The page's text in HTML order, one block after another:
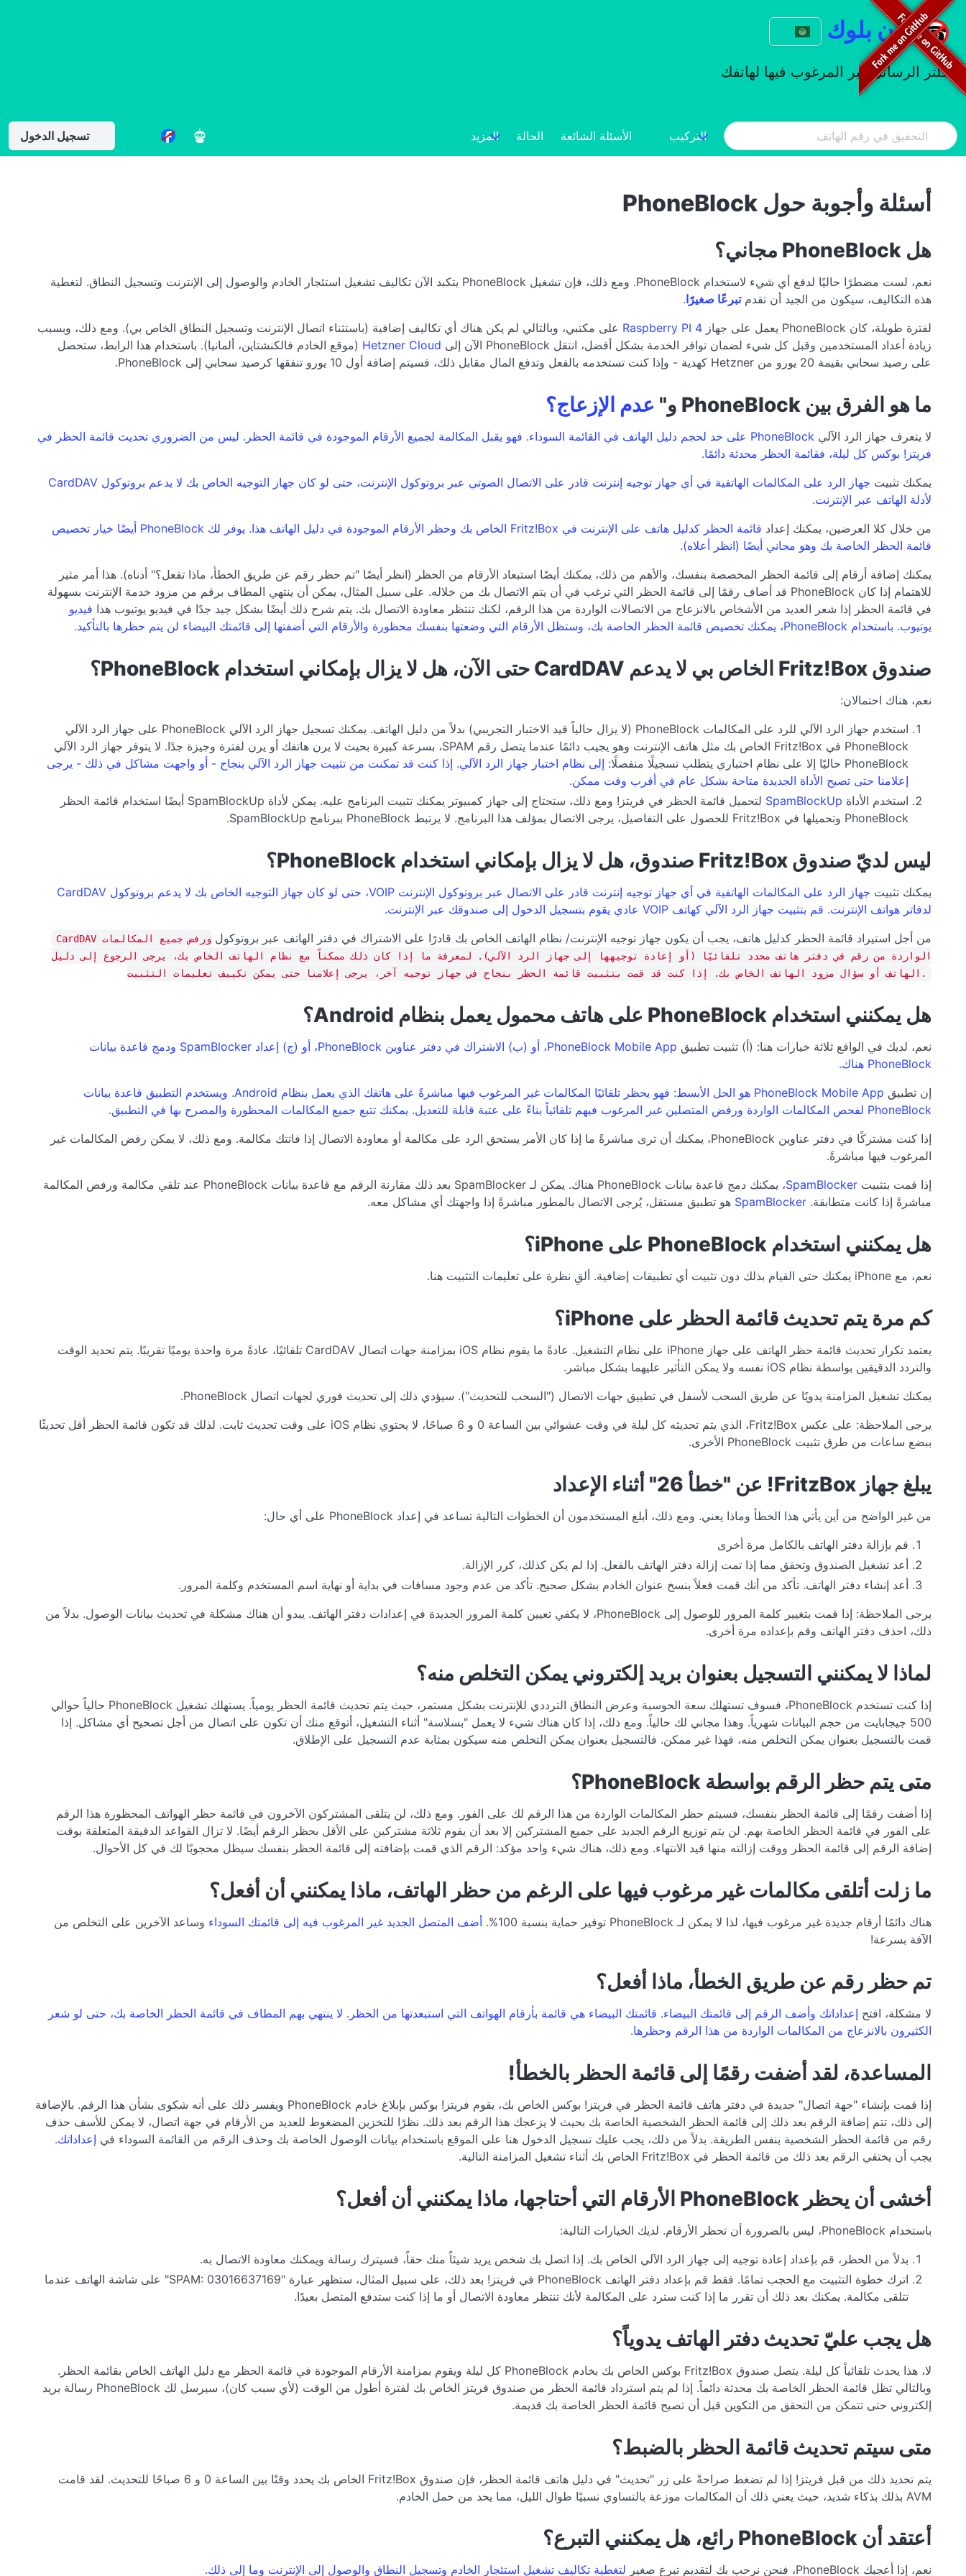
فون بلوك
فلتر الرسائل غير المرغوب فيها لهاتفك
التركيب الأسئلة الشائعة الحالة المزيد تسجيل الدخول
أسئلة وأجوبة حول PhoneBlock
هل PhoneBlock مجاني؟
نعم، لست مضطرًا حاليًا لدفع أي شيء لاستخدام PhoneBlock. ومع ذلك، فإن تشغيل PhoneBlock يتكبد الآن تكاليف تشغيل استئجار الخادم والوصول إلى الإنترنت وتسجيل النطاق. لتغطية
هذه التكاليف، سيكون من الجيد أن تقدمتبرعًا صغيرًا.
لفترة طويلة، كان PhoneBlock يعمل على جهاز
Raspberry PI 4 على مكتبي، وبالتالي لم يكن هناك أي تكاليف إضافية (باستثناء اتصال الإنترنت وتسجيل النطاق الخاص بي). ومع ذلك، وبسبب
زيادة أعداد المستخدمين وقبل كل شيء لضمان توافر الخدمة بشكل أفضل، انتقل PhoneBlock الآن إلى
Hetzner Cloud (موقع الخادم فالكنشتاين، ألمانيا). باستخدام هذا الرابط، ستحصل
على رصيد سحابي بقيمة 20 يورو من Hetzner كهدية - وإذا كنت تستخدمه بالفعل وتدفع المال مقابل ذلك، فسيتم إضافة أول 10 يورو تنفقها كرصيد سحابي إلى PhoneBlock.
ما هو الفرق بين PhoneBlock و" عدم الإزعاج؟
لا يتعرف جهاز الرد الآلي
PhoneBlock على حد لحجم دليل الهاتف في القائمة السوداء. فهو يقبل المكالمة لجميع الأرقام الموجودة في قائمة الحظر. ليس من الضروري تحديث قائمة الحظر في
فريتز! بوكس كل ليلة، فقائمة الحظر محدثة دائمًا.
يمكنك تثبيت
جهاز الرد على المكالمات الهاتفية في أي جهاز توجيه إنترنت قادر على الاتصال الصوتي عبر بروتوكول الإنترنت، حتى لو كان جهاز التوجيه الخاص بك لا يدعم بروتوكول CardDAV
لأدلة الهاتف عبر الإنترنت.
من خلال كلا العرضين، يمكنك إعداد
قائمة الحظر كدليل هاتف على الإنترنت في Fritz!Box الخاص بك وحظر الأرقام الموجودة في دليل الهاتف هذا. يوفر لك PhoneBlock أيضًا خيار تخصيص
قائمة الحظر الخاصة بك وهو مجاني أيضًا (انظر أعلاه).
يمكنك إضافة أرقام إلى قائمة الحظر المخصصة بنفسك، والأهم من ذلك، يمكنك أيضًا استبعاد الأرقام من الحظر (انظر أيضًا "تم حظر رقم عن طريق الخطأ، ماذا تفعل؟" أدناه). هذا أمر مثير
للاهتمام إذا كان PhoneBlock قد أضاف رقمًا إلى قائمة الحظر التي ترغب في أن يتم الاتصال بك من خلاله. على سبيل المثال، يمكن أن ينتهي المطاف برقم من مزود خدمة الإنترنت بسهولة
في قائمة الحظر إذا شعر العديد من الأشخاص بالانزعاج من الاتصالات الواردة من هذا الرقم، لكنك تنتظر معاودة الاتصال بك. يتم شرح ذلك أيضًا بشكل جيد جدًا في فيديو يوتيوب هذا فيديو
يوتيوب. باستخدام PhoneBlock، يمكنك تخصيص قائمة الحظر الخاصة بك، وستظل الأرقام التي وضعتها بنفسك محظورة والأرقام التي أضفتها إلى قائمتك البيضاء لن يتم حظرها بالتأكيد.
صندوق Fritz!Box الخاص بي لا يدعم CardDAV حتى الآن، هل لا يزال بإمكاني استخدام PhoneBlock؟
نعم، هناك احتمالان:
استخدم جهاز الرد الآلي للرد على المكالمات PhoneBlock (لا يزال حالياً قيد الاختبار التجريبي) بدلاً من دليل الهاتف. يمكنك تسجيل جهاز الرد الآلي PhoneBlock على جهاز الرد الآلي
PhoneBlock في Fritz!Box الخاص بك مثل هاتف الإنترنت وهو يجيب دائمًا عندما يتصل رقم SPAM، بسرعة كبيرة بحيث لا يرن هاتفك أو يرن لفترة وجيزة جدًا. لا يتوفر جهاز الرد الآلي
PhoneBlock حاليًا إلا على نظام اختباري يتطلب تسجيلًا منفصلًا:
إلى نظام اختبار جهاز الرد الآلي. إذا كنت قد تمكنت من تثبيت جهاز الرد الآلي بنجاح - أو واجهت مشاكل في ذلك - يرجى
إعلامنا حتى تصبح الأداة الجديدة متاحة بشكل عام في أقرب وقت ممكن.
استخدم الأداة SpamBlockUp
لتحميل قائمة الحظر في فريتز! ومع ذلك، ستحتاج إلى جهاز كمبيوتر يمكنك تثبيت البرنامج عليه. يمكن لأداة SpamBlockUp أيضًا استخدام قائمة الحظر
PhoneBlock وتحميلها في Fritz!Box للحصول على التفاصيل، يرجى الاتصال بمؤلف هذا البرنامج. لا يرتبط PhoneBlock ببرنامج SpamBlockUp.
ليس لديّ صندوق Fritz!Box صندوق، هل لا يزال بإمكاني استخدام PhoneBlock؟
يمكنك تثبيت
جهاز الرد على المكالمات الهاتفية في أي جهاز توجيه إنترنت قادر على الاتصال عبر بروتوكول الإنترنت VOIP، حتى لو كان جهاز التوجيه الخاص بك لا يدعم بروتوكول CardDAV
لدفاتر هواتف الإنترنت. قم بتثبيت جهاز الرد الآلي كهاتف VOIP عادي يقوم بتسجيل الدخول إلى صندوقك عبر الإنترنت.
من أجل استيراد قائمة الحظر كدليل هاتف، يجب أن يكون جهاز توجيه الإنترنت/ نظام الهاتف الخاص بك قادرًا على الاشتراك في دفتر الهاتف عبر بروتوكول
CardDAV ورفض جميع المكالمات
الواردة من رقم في دفتر هاتف محدد تلقائيًا (أو إعادة توجيهها إلى جهاز الرد الآلي). لمعرفة ما إذا كان ذلك ممكناً مع نظام الهاتف الخاص بك، يرجى الرجوع إلى دليل
الهاتف أو سؤال مزود الهاتف الخاص بك. إذا كنت قد قمت بتثبيت قائمة الحظر بنجاح في جهاز توجيه آخر، يرجى إعلامنا حتى يمكن تكييف تعليمات التثبيت.
هل يمكنني استخدام PhoneBlock على هاتف محمول يعمل بنظام Android؟
نعم، لديك في الواقع ثلاثة خيارات هنا: (أ) تثبيت تطبيق
PhoneBlock Mobile App، أو (ب) الاشتراك في دفتر عناوين PhoneBlock، أو (ج) إعداد SpamBlocker ودمج قاعدة بيانات
PhoneBlock هناك.
إن تطبيق
PhoneBlock Mobile App هو الحل الأبسط: فهو يحظر تلقائيًا المكالمات غير المرغوب فيها مباشرةً على هاتفك الذي يعمل بنظام Android. ويستخدم التطبيق قاعدة بيانات
PhoneBlock لفحص المكالمات الواردة ورفض المتصلين غير المرغوب فيهم تلقائياً بناءً على عتبة قابلة للتعديل. يمكنك تتبع جميع المكالمات المحظورة والمصرح بها في التطبيق.
إذا كنت مشتركًا في دفتر عناوين PhoneBlock، يمكنك أن ترى مباشرةً ما إذا كان الأمر يستحق الرد على مكالمة أو معاودة الاتصال إذا فاتتك مكالمة. ومع ذلك، لا يمكن رفض المكالمات غير
المرغوب فيها مباشرةً.
إذا قمت بتثبيت SpamBlocker
، يمكنك دمج قاعدة بيانات PhoneBlock هناك. يمكن لـ SpamBlocker بعد ذلك مقارنة الرقم مع قاعدة بيانات PhoneBlock عند تلقي مكالمة ورفض المكالمة
مباشرةً إذا كانت متطابقة. SpamBlocker هو تطبيق مستقل، يُرجى الاتصال بالمطور مباشرةً إذا واجهتك أي مشاكل معه.
هل يمكنني استخدام PhoneBlock على iPhone؟
نعم، مع iPhone يمكنك حتى القيام بذلك دون تثبيت أي تطبيقات إضافية. ألقِ نظرة على تعليمات التثبيت هنا.
كم مرة يتم تحديث قائمة الحظر على iPhone؟
يعتمد تكرار تحديث قائمة حظر الهاتف على جهاز iPhone على نظام التشغيل. عادةً ما يقوم نظام iOS بمزامنة جهات اتصال CardDAV تلقائيًا، عادةً مرة واحدة يوميًا تقريبًا. يتم تحديد الوقت
والتردد الدقيقين بواسطة نظام iOS نفسه ولا يمكن التأثير عليهما بشكل مباشر.
يمكنك تشغيل المزامنة يدويًا عن طريق السحب لأسفل في تطبيق جهات الاتصال ("السحب للتحديث"). سيؤدي ذلك إلى تحديث فوري لجهات اتصال PhoneBlock.
يرجى الملاحظة: على عكس Fritz!Box، الذي يتم تحديثه كل ليلة في وقت عشوائي بين الساعة 0 و 6 صباحًا، لا يحتوي نظام iOS على وقت تحديث ثابت. لذلك قد تكون قائمة الحظر أقل تحديثًا
ببضع ساعات من طرق تثبيت PhoneBlock الأخرى.
يبلغ جهاز FritzBox! عن "خطأ 26" أثناء الإعداد
من غير الواضح من أين يأتي هذا الخطأ وماذا يعني. ومع ذلك، أبلغ المستخدمون أن الخطوات التالية تساعد في إعداد PhoneBlock على أي حال:
قم بإزالة دفتر الهاتف بالكامل مرة أخرى
أعد تشغيل الصندوق وتحقق مما إذا تمت إزالة دفتر الهاتف بالفعل. إذا لم يكن كذلك، كرر الإزالة.
أعد إنشاء دفتر الهاتف. تأكد من أنك قمت فعلاً بنسخ عنوان الخادم بشكل صحيح. تأكد من عدم وجود مسافات في بداية أو نهاية اسم المستخدم وكلمة المرور.
يرجى الملاحظة: إذا قمت بتغيير كلمة المرور للوصول إلى PhoneBlock، لا يكفي تعيين كلمة المرور الجديدة في إعدادات دفتر الهاتف. يبدو أن هناك مشكلة في تحديث بيانات الوصول. بدلاً من
ذلك، احذف دفتر الهاتف وقم بإعداده مرة أخرى.
لماذا لا يمكنني التسجيل بعنوان بريد إلكتروني يمكن التخلص منه؟
إذا كنت تستخدم PhoneBlock، فسوف تستهلك سعة الحوسبة وعرض النطاق الترددي للإنترنت بشكل مستمر، حيث يتم تحديث قائمة الحظر يومياً. يستهلك تشغيل PhoneBlock حالياً حوالي
500 جيجابايت من حجم البيانات شهرياً. وهذا مجاني لك حالياً. ومع ذلك، إذا كان هناك شيء لا يعمل "بسلاسة" أثناء التشغيل، أتوقع منك أن تكون على اتصال من أجل تصحيح أي مشاكل. إذا
قمت بالتسجيل بعنوان يمكن التخلص منه، فهذا غير ممكن. فالتسجيل بعنوان يمكن التخلص منه سيكون بمثابة عدم التسجيل على الإطلاق.
متى يتم حظر الرقم بواسطة PhoneBlock؟
إذا أضفت رقمًا إلى قائمة الحظر بنفسك، فسيتم حظر المكالمات الواردة من هذا الرقم لك على الفور. ومع ذلك، لن يتلقى المشتركون الآخرون في قائمة حظر الهواتف المحظورة هذا الرقم
على الفور في قائمة الحظر الخاصة بهم. لن يتم توزيع الرقم الجديد على جميع المشتركين إلا بعد أن يقوم ثلاثة مشتركين على الأقل بحظر الرقم أيضًا. لا تزال القواعد الدقيقة المتعلقة بوقت
إضافة الرقم إلى قائمة الحظر ووقت إزالته منها قيد الانتهاء. ومع ذلك، هناك شيء واحد مؤكد: الرقم الذي قمت بإضافته إلى قائمة الحظر بنفسك سيظل محجوبًا لك في كل الأحوال.
ما زلت أتلقى مكالمات غير مرغوب فيها على الرغم من حظر الهاتف، ماذا يمكنني أن أفعل؟
هناك دائمًا أرقام جديدة غير مرغوب فيها، لذا لا يمكن لـ PhoneBlock توفير حماية بنسبة 100%. أضف المتصل الجديد غير المرغوب فيه إلى قائمتك السوداء وساعد الآخرين على التخلص من
الآفة بسرعة!
تم حظر رقم عن طريق الخطأ، ماذا أفعل؟
لا مشكلة، افتح إعداداتك وأضف الرقم إلى قائمتك البيضاء. قائمتك البيضاء هي قائمة بأرقام الهواتف التي استبعدتها من الحظر. لا ينتهي بهم المطاف في قائمة الحظر الخاصة بك، حتى لو شعر
الكثيرون بالانزعاج من المكالمات الواردة من هذا الرقم وحظرها.
المساعدة، لقد أضفت رقمًا إلى قائمة الحظر بالخطأ!
إذا قمت بإنشاء "جهة اتصال" جديدة في دفتر هاتف قائمة الحظر في فريتز! بوكس الخاص بك، يقوم فريتز! بوكس بإبلاغ خادم PhoneBlock ويفسر ذلك على أنه شكوى بشأن هذا الرقم. بالإضافة
إلى ذلك، تتم إضافة الرقم بعد ذلك إلى قائمة الحظر الشخصية الخاصة بك بحيث لا يزعجك هذا الرقم بعد ذلك. نظرًا للتخزين المضغوط للعديد من الأرقام في جهة اتصال، لا يمكن للأسف حذف
رقم من قائمة الحظر الشخصية بنفس الطريقة. بدلاً من ذلك، يجب عليك تسجيل الدخول هنا على الموقع باستخدام بيانات الوصول الخاصة بك وحذف الرقم من القائمة السوداء في إعداداتك.
يجب أن يختفي الرقم بعد ذلك من قائمة الحظر في Fritz!Box الخاص بك أثناء تشغيل المزامنة التالية.
أخشى أن يحظر PhoneBlock الأرقام التي أحتاجها، ماذا يمكنني أن أفعل؟
باستخدام PhoneBlock، ليس بالضرورة أن تحظر الأرقام. لديك الخيارات التالية:
بدلاً من الحظر، قم بإعداد إعادة توجيه إلى جهاز الرد الآلي الخاص بك. إذا اتصل بك شخص يريد شيئاً منك حقاً، فسيترك رسالة ويمكنك معاودة الاتصال به.
اترك خطوة التثبيت مع الحجب تمامًا. فقط قم بإعداد دفتر الهاتف PhoneBlock في فريتز! بعد ذلك، على سبيل المثال، ستظهر عبارة "SPAM: 03016637169" على شاشة الهاتف عندما
تتلقى مكالمة. يمكنك بعد ذلك أن تقرر ما إذا كنت سترد على المكالمة لأنك تنتظر معاودة الاتصال أو ما إذا كنت ستدفع المتصل بعيدًا.
هل يجب عليّ تحديث دفتر الهاتف يدوياً؟
لا، هذا يحدث تلقائياً كل ليلة. يتصل صندوق Fritz!Box بوكس الخاص بك بخادم PhoneBlock كل ليلة ويقوم بمزامنة الأرقام الموجودة في قائمة الحظر مع دليل الهاتف الخاص بقائمة الحظر.
وبالتالي تظل قائمة الحظر الخاصة بك محدثة دائماً. إذا لم يتم استرداد قائمة الحظر من صندوق فريتز الخاص بك لفترة أطول من الوقت (لأي سبب كان)، سيرسل لك PhoneBlock رسالة بريد
إلكتروني حتى تتمكن من التحقق من التكوين قبل أن تصبح قائمة الحظر الخاصة بك قديمة.
متى سيتم تحديث قائمة الحظر بالضبط؟
يتم تحديد ذلك من قبل فريتز! إذا لم تضغط صراحةً على زر "تحديث" في دليل هاتف قائمة الحظر، فإن صندوق Fritz!Box الخاص بك يحدد وقتًا بين الساعة 0 و 6 صباحًا للتحديث. لقد قامت
AVM بذلك بذكاء شديد، حيث يعني ذلك أن المكالمات موزعة بالتساوي نسبيًا طوال الليل، مما يحد من حمل الخادم.
أعتقد أن PhoneBlock رائع، هل يمكنني التبرع؟
نعم، إذا أعجبك PhoneBlock، فنحن نرحب بك لتقديم تبرع صغير لتغطية تكاليف تشغيل استئجار الخادم وتسجيل النطاق والوصول إلى الإنترنت وما إلى ذلك.